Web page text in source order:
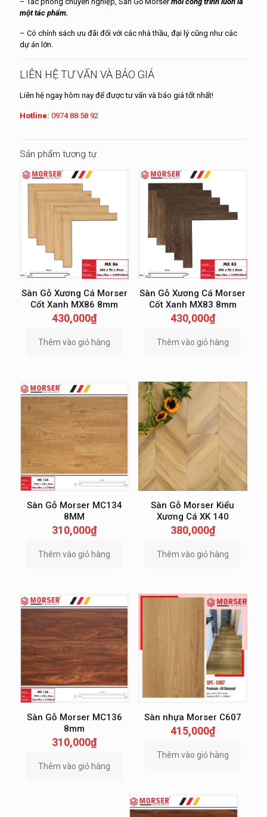
một tác phẩm.
– Có chính sách ưu đãi đối với các nhà thầu, đại lý cũng như các
dự án lớn.
LIÊN HỆ TƯ VẤN VÀ BÁO GIÁ
Liên hệ ngay hôm nay để được tư vấn và báo giá tốt nhất!
Hotline: 0974 88 58 92
Sản phẩm tương tự
Sàn Gỗ Xương Cá Morser
Cốt Xanh MX86 8mm
430,000₫
Thêm vào giỏ hàng
Sàn Gỗ Xương Cá Morser
Cốt Xanh MX83 8mm
430,000₫
Thêm vào giỏ hàng
Sàn Gỗ Morser MC134
8MM
310,000₫
Thêm vào giỏ hàng
Sàn Gỗ Morser Kiểu
Xương Cá XK 140
380,000₫
Thêm vào giỏ hàng
Sàn Gỗ Morser MC136
8mm
310,000₫
Thêm vào giỏ hàng
Sàn nhựa Morser C607
415,000₫
Thêm vào giỏ hàng